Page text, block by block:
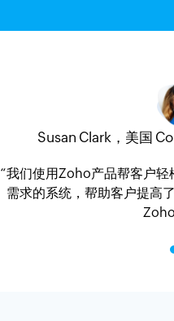
Susan Clark，美国
“我们使用Zoho产品帮客户
需求的系统，帮助客户提高